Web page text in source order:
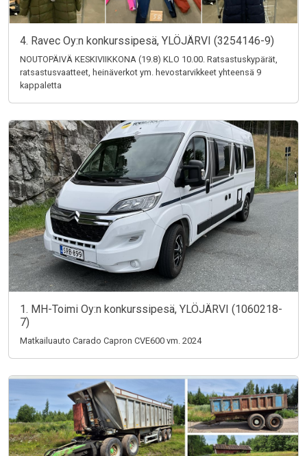
4. Ravec Oy:n konkurssipesä, YLÖJÄRVI (3254146-9)
NOUTOPÄIVÄ KESKIVIIKKONA (19.8) KLO 10.00. Ratsastuskypärät,
ratsastusvaatteet, heinäverkot ym. hevostarvikkeet yhteensä 9
kappaletta
1. MH-Toimi Oy:n konkurssipesä, YLÖJÄRVI (1060218-
7)
Matkailuauto Carado Capron CVE600 vm. 2024